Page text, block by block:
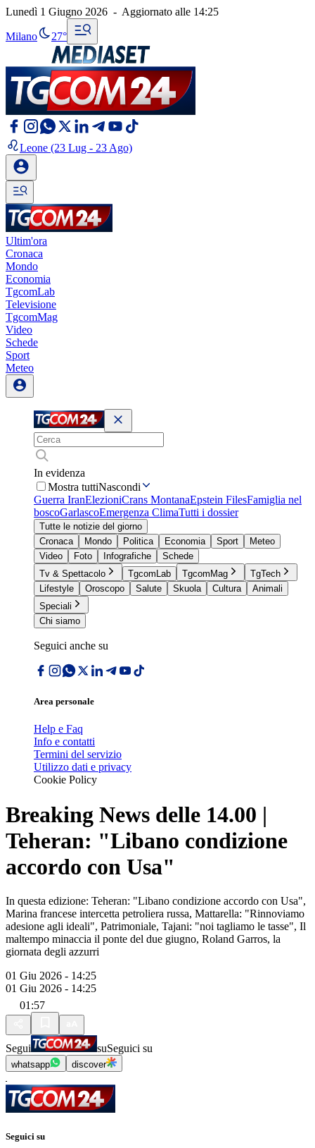
Lunedì 1 Giugno 2026 - Aggiornato alle 14:25
Milano 27°
Leone (23 Lug - 23 Ago)
Ultim'ora
Cronaca
Mondo
Economia
TgcomLab
Televisione
TgcomMag
Video
Schede
Sport
Meteo
In evidenza
Mostra tuttiNascondi
Guerra IranElezioniCrans MontanaEpstein FilesFamiglia nel
boscoGarlascoEmergenza ClimaTutti i dossier
Tutte le notizie del giorno
Cronaca
Mondo Politica Economia Sport
Meteo
Video
Foto Infografiche
Schede
Tv & Spettacolo
TgcomLab TgcomMag
TgTech
Lifestyle
Oroscopo Salute Skuola Cultura
Animali
Speciali
Chi siamo
Seguici anche su
Area personale
Help e Faq
Info e contatti
Termini del servizio
Utilizzo dati e privacy
Cookie Policy
Breaking News delle 14.00 |
Teheran: "Libano condizione
accordo con Usa"
In questa edizione: Teheran: "Libano condizione accordo con Usa",
Marina francese intercetta petroliera russa, Mattarella: "Rinnoviamo
adesione agli ideali", Patrimoniale, Tajani: "noi tagliamo le tasse", Il
maltempo minaccia il ponte del due giugno, Roland Garros, la
giornata degli azzurri
01 Giu 2026 - 14:25
01 Giu 2026 - 14:25
01:57
Segui suSeguici su
whatsapp discover
Seguici su